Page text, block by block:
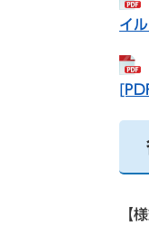
イ
【